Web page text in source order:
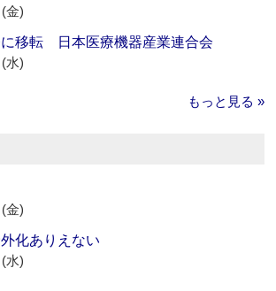
金)
移転 日本医療機器産業連合会
水)
もっと見る »
金)
化ありえない
水)